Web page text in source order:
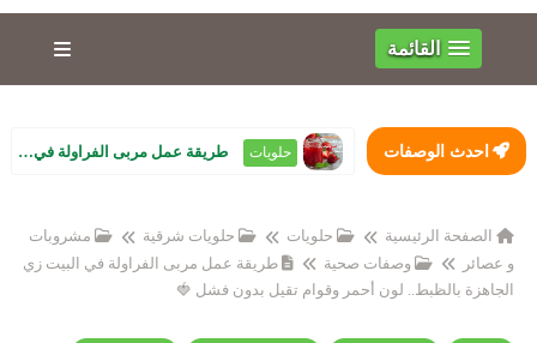
القائمة
احدث الوصفات حلويات طريقة عمل مربى الفراولة في البيت زي الجاهزة بالظبط.. لون أحمر وقوام تقيل ...
الصفحة الرئيسية حلويات حلويات شرقية
مشروبات
و عصائر
وصفات صحية
طريقة عمل مربى الفراولة في البيت زي
الجاهزة بالظبط.. لون أحمر وقوام تقيل بدون فشل 🍓